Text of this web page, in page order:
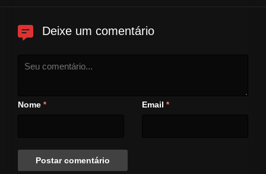
Deixe um comentário
Nome * Email *